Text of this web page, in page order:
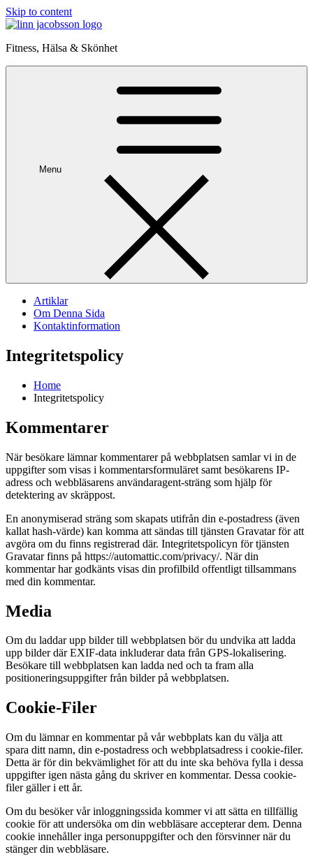
Skip to content
Fitness, Hälsa & Skönhet
Menu
Artiklar
Om Denna Sida
Kontaktinformation
Integritetspolicy
Home
Integritetspolicy
Kommentarer
När besökare lämnar kommentarer på webbplatsen samlar vi in de
uppgifter som visas i kommentarsformuläret samt besökarens IP-
adress och webbläsarens användaragent-sträng som hjälp för
detektering av skräppost.
En anonymiserad sträng som skapats utifrån din e-postadress (även
kallat hash-värde) kan komma att sändas till tjänsten Gravatar för att
avgöra om du finns registrerad där. Integritetspolicyn för tjänsten
Gravatar finns på https://automattic.com/privacy/. När din
kommentar har godkänts visas din profilbild offentligt tillsammans
med din kommentar.
Media
Om du laddar upp bilder till webbplatsen bör du undvika att ladda
upp bilder där EXIF-data inkluderar data från GPS-lokalisering.
Besökare till webbplatsen kan ladda ned och ta fram alla
positioneringsuppgifter från bilder på webbplatsen.
Cookie-Filer
Om du lämnar en kommentar på vår webbplats kan du välja att
spara ditt namn, din e-postadress och webbplatsadress i cookie-filer.
Detta är för din bekvämlighet för att du inte ska behöva fylla i dessa
uppgifter igen nästa gång du skriver en kommentar. Dessa cookie-
filer gäller i ett år.
Om du besöker vår inloggningssida kommer vi att sätta en tillfällig
cookie för att undersöka om din webbläsare accepterar dem. Denna
cookie innehåller inga personuppgifter och den försvinner när du
stänger din webbläsare.